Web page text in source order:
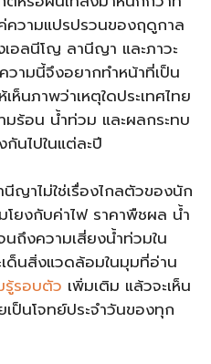
ความแปรปรวนของฤดูกาล
อลนีโญ ลานีญา และภาวะ
ามนี้จึงอยากทำหน้าที่เป็น
เห็นภาพว่าเหตุใดประเทศไทย
ร้อน น้ำท่วม และผลกระทบ
นไปในแต่ละปี
ญาไม่ใช่เรื่องไกลตัวของนัก
ยงกับค่าไฟ ราคาพืชผล น้ำ
ถึงความเสี่ยงน้ำท่วมใน
ด็นสิ่งแวดล้อมในมุมที่อ่าน
รู้รอบตัว เพิ่มเติม แล้วจะเห็น
ป็นโจทย์ประจำวันของทุก